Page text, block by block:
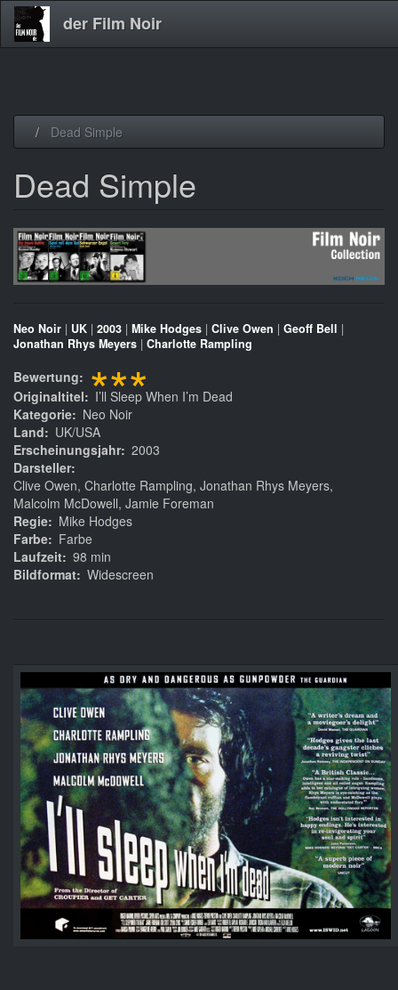
der Film Noir
Dead Simple
Dead Simple
Neo Noir | UK | 2003 | Mike Hodges | Clive Owen | Geoff Bell |
Jonathan Rhys Meyers | Charlotte Rampling
Bewertung ***
Originaltitel
I’ll Sleep When I’m Dead
Kategorie
Neo Noir
Land
UK/USA
Erscheinungsjahr 2003
Darsteller
Clive Owen, Charlotte Rampling, Jonathan Rhys Meyers,
Malcolm McDowell, Jamie Foreman
Regie
Mike Hodges
Farbe
Farbe
Laufzeit 98 min
Bildformat Widescreen